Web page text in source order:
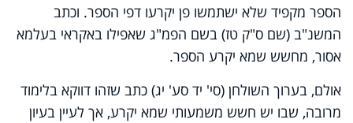
הספר מקפיד שלא ישתמשו פן יקרעו דפי הספר. וכתב
המשנ"ב (שם ס"ק טז) בשם הפמ"ג שאפילו באקראי בעלמא
אסור, מחשש שמא יקרע הספר.
אולם, בערוך השולחן (סי' יד סע' יג) כתב שזהו דווקא בלימוד
מרובה, שבו יש חשש משמעותי שמא יקרע, אך לעיין בעיון